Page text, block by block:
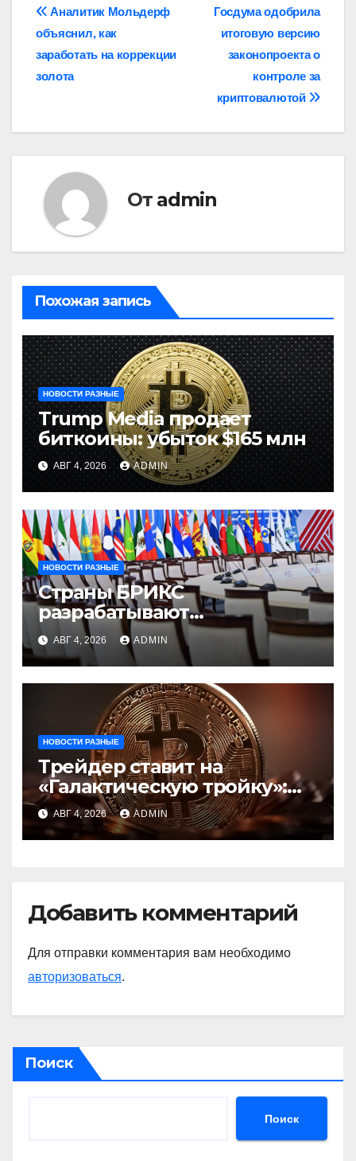
Навигация
по
записям
Госдума одобрила
итоговую версию
законопроекта о
контроле за
криптовалютой
Аналитик Мольдерф
объяснил, как
заработать на коррекции
золота
От admin
Похожая запись
НОВОСТИ РАЗНЫЕ
Trump Media продает
биткоины: убыток $165 млн
АВГ 4, 2026 ADMIN
НОВОСТИ РАЗНЫЕ
Страны БРИКС
разрабатывают
инфраструктуру на базе
цифровых валют
центробанков
АВГ 4, 2026 ADMIN
НОВОСТИ РАЗНЫЕ
Трейдер ставит на
«Галактическую тройку»:
Circle, Coinbase и ETH
АВГ 4, 2026 ADMIN
Добавить комментарий
Для отправки комментария вам необходимо
авторизоваться.
Поиск
Поиск